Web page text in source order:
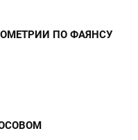
ПО ФАЯНСУ